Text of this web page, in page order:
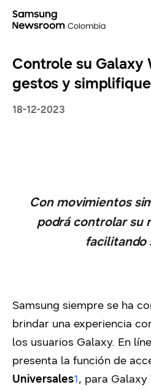
Controle su Galaxy
gestos y
18-12-2023
Con movimientos
podrá controlar su
facilitando
Samsung siempre se ha
brindar una experiencia
los usuarios Galaxy. En
presenta la función de
Universales1, para Galaxy